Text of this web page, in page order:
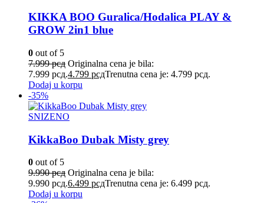
KIKKA BOO Guralica/Hodalica PLAY &
GROW 2in1 blue
0 out of 5
7.999рсд Originalna cena je bila:
7.999 рсд.4.799 рсдTrenutna cena je: 4.799 рсд.
Dodaj u korpu
-35%
SNIZENO
KikkaBoo Dubak Misty grey
0 out of 5
9.990рсд Originalna cena je bila:
9.990 рсд.6.499 рсдTrenutna cena je: 6.499 рсд.
Dodaj u korpu